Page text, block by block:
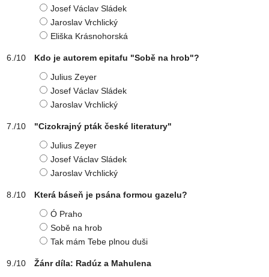
Josef Václav Sládek
Jaroslav Vrchlický
Eliška Krásnohorská
Kdo je autorem epitafu "Sobě na hrob"?
Julius Zeyer
Josef Václav Sládek
Jaroslav Vrchlický
"Cizokrajný pták české literatury"
Julius Zeyer
Josef Václav Sládek
Jaroslav Vrchlický
Která báseň je psána formou gazelu?
Ó Praho
Sobě na hrob
Tak mám Tebe plnou duši
Žánr díla: Radúz a Mahulena